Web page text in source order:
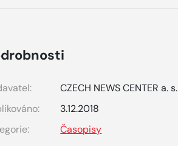
CZECH NEWS CENTER a. s.
3.12.2018
Časopisy